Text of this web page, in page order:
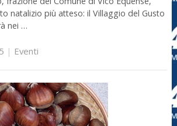
natalizio più atteso: il Villaggio del Gusto
nei …
| Eventi